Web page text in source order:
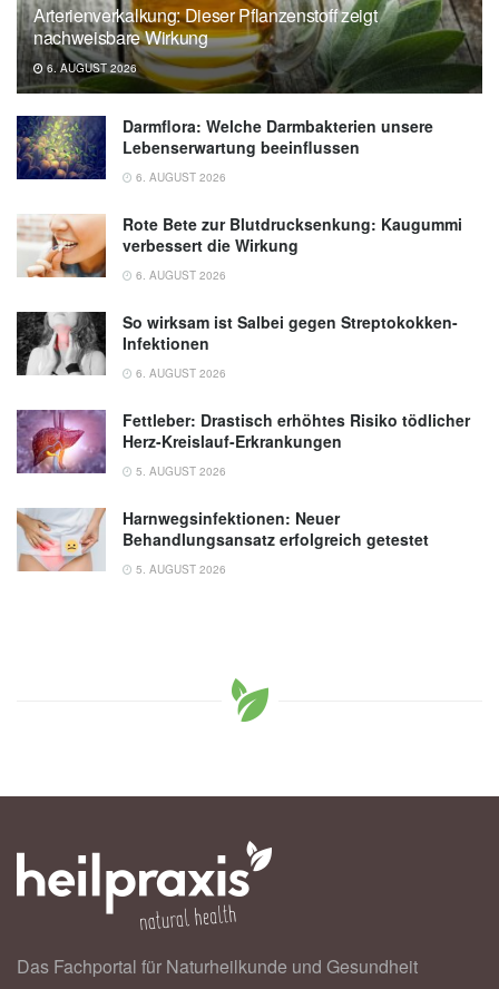
Arterienverkalkung: Dieser Pflanzenstoff zeigt
nachweisbare Wirkung
6. AUGUST 2026
Darmflora: Welche Darmbakterien unsere
Lebenserwartung beeinflussen
6. AUGUST 2026
Rote Bete zur Blutdrucksenkung: Kaugummi
verbessert die Wirkung
6. AUGUST 2026
So wirksam ist Salbei gegen Streptokokken-
Infektionen
6. AUGUST 2026
Fettleber: Drastisch erhöhtes Risiko tödlicher
Herz-Kreislauf-Erkrankungen
5. AUGUST 2026
Harnwegsinfektionen: Neuer
Behandlungsansatz erfolgreich getestet
5. AUGUST 2026
Das Fachportal für Naturheilkunde und Gesundheit